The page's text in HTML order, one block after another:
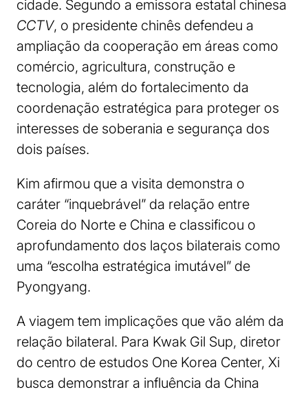
cidade. Segundo a emissora estatal chinesa
CCTV, o presidente chinês defendeu a
ampliação da cooperação em áreas como
comércio, agricultura, construção e
tecnologia, além do fortalecimento da
coordenação estratégica para proteger os
interesses de soberania e segurança dos
dois países.
Kim afirmou que a visita demonstra o
caráter “inquebrável” da relação entre
Coreia do Norte e China e classificou o
aprofundamento dos laços bilaterais como
uma “escolha estratégica imutável” de
Pyongyang.
A viagem tem implicações que vão além da
relação bilateral. Para Kwak Gil Sup, diretor
do centro de estudos One Korea Center, Xi
busca demonstrar a influência da China